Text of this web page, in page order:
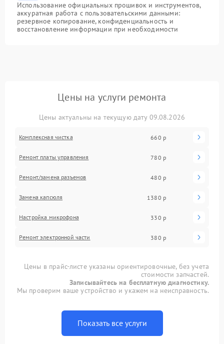
Использование официальных прошивок и инструментов,
аккуратная работа с пользовательскими данными:
резервное копирование, конфиденциальность и
восстановление информации при необходимости
Цены на услуги ремонта
Цены актуальны на текущую дату 09.08.2026
Комплексная чистка 660 р
Ремонт платы управления 780 р
Ремонт/замена разъемов 480 р
Замена капсюля 1380 р
Настройка микрофона 330 р
Ремонт электронной части 380 р
Цены в прайс-листе указаны ориентировочные, без учета
стоимости запчастей.
Записывайтесь на бесплатную диагностику.
Мы проверим ваше устройство и укажем на неисправность.
Показать все услуги